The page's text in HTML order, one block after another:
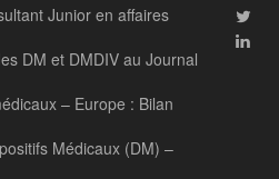
Junior en affaires
DM et DMDIV au Journal
– Europe : Bilan
Médicaux (DM) –